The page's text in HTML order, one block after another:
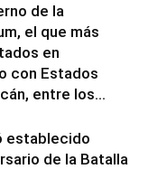
de la
el que más
en
con Estados
entre los...
establecido
de la Batalla